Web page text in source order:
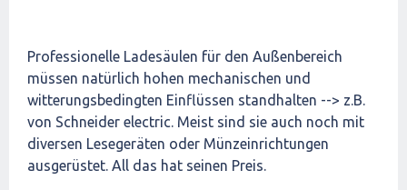
Professionelle Ladesäulen für den Außenbereich
müssen natürlich hohen mechanischen und
witterungsbedingten Einflüssen standhalten --> z.B.
von Schneider electric. Meist sind sie auch noch mit
diversen Lesegeräten oder Münzeinrichtungen
ausgerüstet. All das hat seinen Preis.